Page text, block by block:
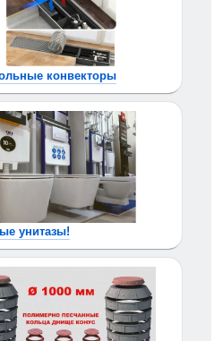
конвекторы
унитазы!